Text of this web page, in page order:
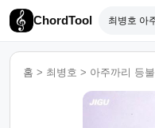
ChordTool
홈 > 최병호 > 아주까리 등불